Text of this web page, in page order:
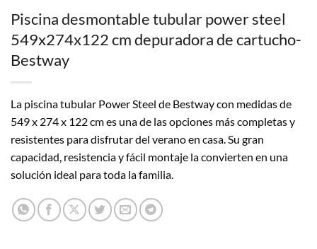
Piscina desmontable tubular power steel
549x274x122 cm depuradora de cartucho-
Bestway
La piscina tubular Power Steel de Bestway con medidas de
549 x 274 x 122 cm es una de las opciones más completas y
resistentes para disfrutar del verano en casa. Su gran
capacidad, resistencia y fácil montaje la convierten en una
solución ideal para toda la familia.